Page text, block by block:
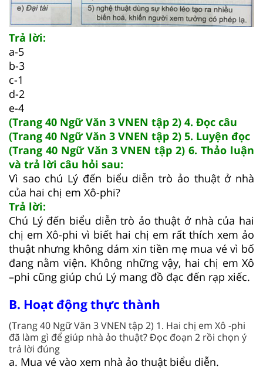
Trả lời:
a-5
b-3
c-1
d-2
e-4
(Trang 40 Ngữ Văn 3 VNEN tập 2) 4. Đọc câu
(Trang 40 Ngữ Văn 3 VNEN tập 2) 5. Luyện đọc
(Trang 40 Ngữ Văn 3 VNEN tập 2) 6. Thảo luận
và trả lời câu hỏi sau:
Vì sao chú Lý đến biểu diễn trò ảo thuật ở nhà
của hai chị em Xô-phi?
Trả lời:
Chú Lý đến biểu diễn trò ảo thuật ở nhà của hai
chị em Xô-phi vì biết hai chị em rất thích xem ảo
thuật nhưng không dám xin tiền mẹ mua vé vì bố
đang nằm viện. Không những vậy, hai chị em Xô
–phi cũng giúp chú Lý mang đồ đạc đến rạp xiếc.
B. Hoạt động thực thành
(Trang 40 Ngữ Văn 3 VNEN tập 2) 1. Hai chị em Xô -phi
đã làm gì để giúp nhà ảo thuật? Đọc đoạn 2 rồi chọn ý
trả lời đúng
a. Mua vé vào xem nhà ảo thuật biểu diễn.